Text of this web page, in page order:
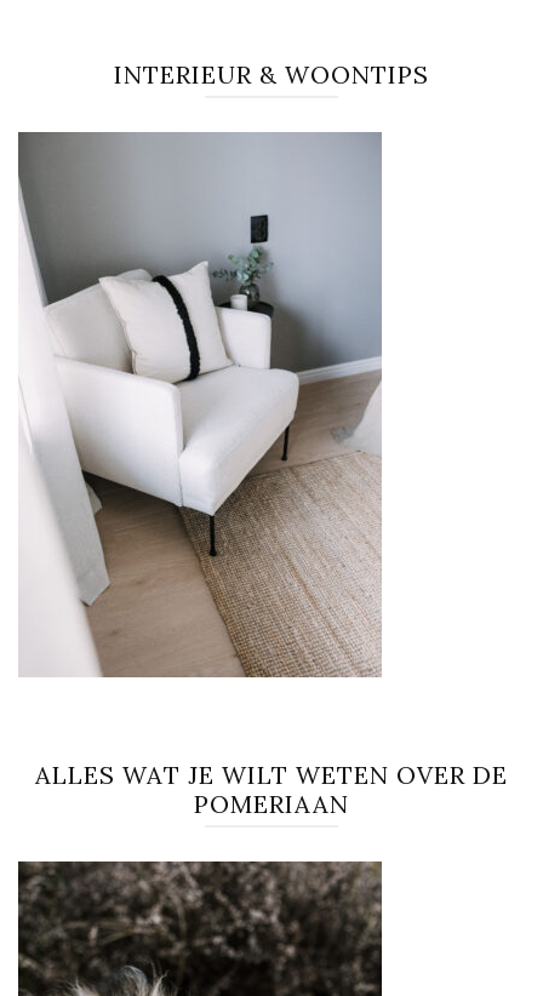
INTERIEUR & WOONTIPS
ALLES WAT JE WILT WETEN OVER DE
POMERIAAN